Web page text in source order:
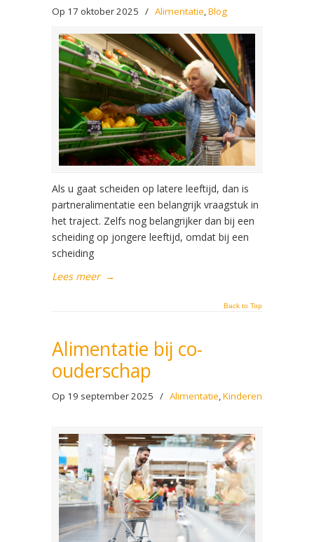
Op 17 oktober 2025 / Alimentatie,Blog
Als u gaat scheiden op latere leeftijd, dan is
partneralimentatie een belangrijk vraagstuk in
het traject. Zelfs nog belangrijker dan bij een
scheiding op jongere leeftijd, omdat bij een
scheiding
Lees meer →
Back to Top
Alimentatie bij co-
ouderschap
Op 19 september 2025 / Alimentatie,Kinderen